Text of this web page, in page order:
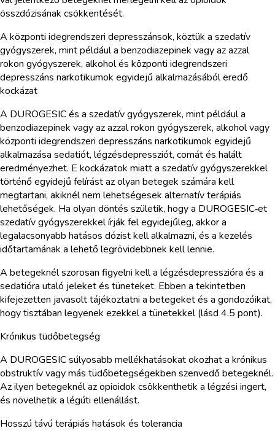
összdózisának csökkentését.
A központi idegrendszeri depresszánsok, köztük a szedatív
gyógyszerek, mint például a benzodiazepinek vagy az azzal
rokon gyógyszerek, alkohol és központi idegrendszeri
depresszáns narkotikumok egyidejű alkalmazásából eredő
kockázat
A DUROGESIC és a szedatív gyógyszerek, mint például a
benzodiazepinek vagy az azzal rokon gyógyszerek, alkohol vagy
központi idegrendszeri depresszáns narkotikumok egyidejű
alkalmazása sedatiót, légzésdepressziót, comát és halált
eredményezhet. E kockázatok miatt a szedatív gyógyszerekkel
történő egyidejű felírást az olyan betegek számára kell
megtartani, akiknél nem lehetségesek alternatív terápiás
lehetőségek. Ha olyan döntés születik, hogy a DUROGESIC‑et
szedatív gyógyszerekkel írják fel egyidejűleg, akkor a
legalacsonyabb hatásos dózist kell alkalmazni, és a kezelés
időtartamának a lehető legrövidebbnek kell lennie.
A betegeknél szorosan figyelni kell a légzésdepresszióra és a
sedatióra utaló jeleket és tüneteket. Ebben a tekintetben
kifejezetten javasolt tájékoztatni a betegeket és a gondozóikat,
hogy tisztában legyenek ezekkel a tünetekkel (lásd 4.5 pont).
Krónikus tüdőbetegség
A DUROGESIC súlyosabb mellékhatásokat okozhat a krónikus
obstruktív vagy más tüdőbetegségekben szenvedő betegeknél.
Az ilyen betegeknél az opioidok csökkenthetik a légzési ingert,
és növelhetik a légúti ellenállást.
Hosszú távú terápiás hatások és tolerancia